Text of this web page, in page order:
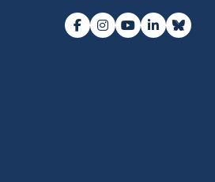
Facebook
Instagram
Youtube
LinkedInBluesky